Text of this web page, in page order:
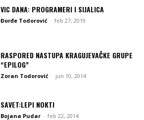
VIC DANA: PROGRAMERI I SIJALICA
Đorđe Todorović - feb 27, 2019
RASPORED NASTUPA KRAGUJEVAČKE GRUPE
“EPILOG”
Zoran Todorović - jun 10, 2014
SAVET:LEPI NOKTI
Bojana Pudar - feb 22, 2014